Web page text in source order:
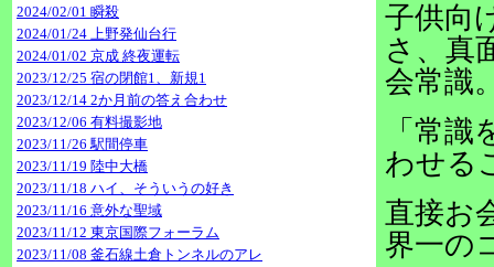
2024/02/01 瞬殺
2024/01/24 上野発仙台行
2024/01/02 京成 終夜運転
2023/12/25 宿の閉館1、新規1
2023/12/14 2か月前の答え合わせ
2023/12/06 有料撮影地
2023/11/26 駅間停車
2023/11/19 陸中大橋
2023/11/18 ハイ、そういうの好き
2023/11/16 意外な聖域
2023/11/12 東京国際フォーラム
2023/11/08 釜石線土倉トンネルのアレ
子供向
さ、真
会常識
「常
わせる
直接お
界一の